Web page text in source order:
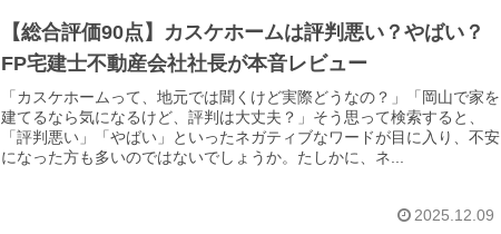
【総合評価90点】カスケホームは評判悪い？やばい？
FP宅建士不動産会社社長が本音レビュー
「カスケホームって、地元では聞くけど実際どうなの？」「岡山で家を
建てるなら気になるけど、評判は大丈夫？」そう思って検索すると、
「評判悪い」「やばい」といったネガティブなワードが目に入り、不安
になった方も多いのではないでしょうか。たしかに、ネ...
2025.12.09